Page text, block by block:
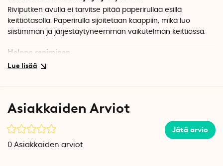
Riviputken avulla ei tarvitse pitää paperirullaa esillä
keittiötasolla. Paperirulla sijoitetaan kaappiin, mikä luo
siistimmän ja järjestäytyneemmän vaikutelman keittiössä.
Helppo repiminen
Paperi vedetään putken läpi ja voidaan helposti repäistä
1. Pora 42-44 mm reikä kaappiin.
2. Työnnä Riviputki reiän läpi.
Asiakkaiden Arviot
Jätä arvio
0 Asiakkaiden arviot